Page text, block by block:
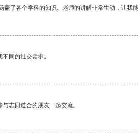
了各个学科的知识。老师的讲解非常生动，让我能
同的社交需求。
志同道合的朋友一起交流。